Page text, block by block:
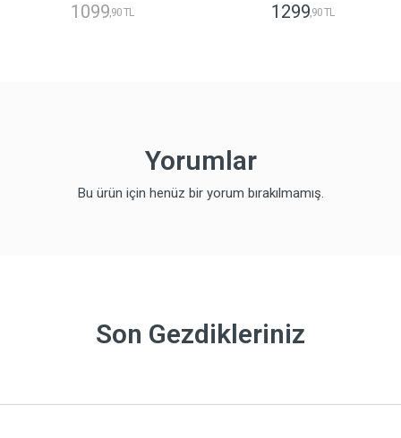
1099,90 TL 1299,90 TL
Yorumlar
Bu ürün için henüz bir yorum bırakılmamış.
Son Gezdikleriniz